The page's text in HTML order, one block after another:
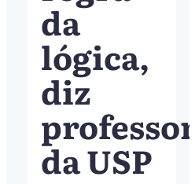
da
lógica,
diz
professor
da USP